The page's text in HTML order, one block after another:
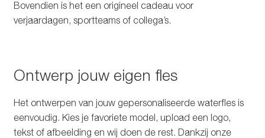
Bovendien is het een origineel cadeau voor
verjaardagen, sportteams of collega’s.
Ontwerp jouw eigen fles
Het ontwerpen van jouw gepersonaliseerde waterfles is
eenvoudig. Kies je favoriete model, upload een logo,
tekst of afbeelding en wij doen de rest. Dankzij onze